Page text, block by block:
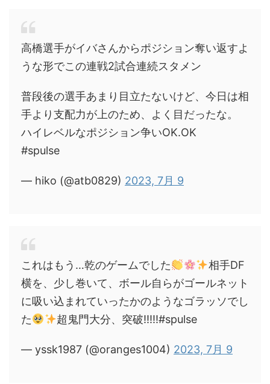
高橋選手がイバさんからポジション奪い返すよ
うな形でこの連戦2試合連続スタメン
普段後の選手あまり目立たないけど、今日は相
手より支配力が上のため、よく目だったな。
ハイレベルなポジション争いOK.OK
#spulse
— hiko (@atb0829) 2023, 7月 9
これはもう…乾のゲームでした
相手DF
横を、少し巻いて、ボール自らがゴールネット
に吸い込まれていったかのようなゴラッソでし
た
超鬼門大分、突破!!!!!#spulse
— yssk1987 (@oranges1004) 2023, 7月 9